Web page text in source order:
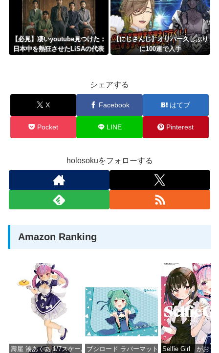
【必見】凄いyoutube見つけた：
日本中を熱狂させたLiSAの代表
【にじさんじ】オリバー久しぶり
に100連で入手
シェアする
X Facebook はてブ
Pocket LINE Pinterest
holosokuをフォローする
Amazon Ranking
壽屋 湊あくあ 1/7スケール PVC製 塗装済み完成品フィギュア PP942
ブシロード ラバーマットコレクション
Selfie Girl がおう